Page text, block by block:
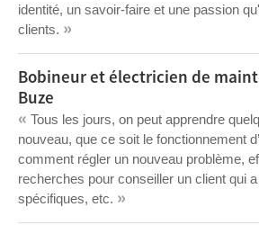
identité, un savoir-faire et une passion
clients. »
Bobineur et électricien de
Buze
« Tous les jours, on peut apprendre
nouveau, que ce soit le fonctionnement
comment régler un nouveau problème,
recherches pour conseiller un client qui
spécifiques, etc. »